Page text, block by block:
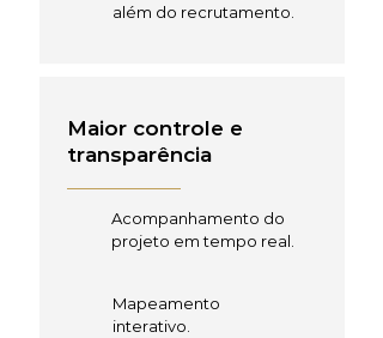
além do recrutamento.
Maior controle e
transparência
Acompanhamento do
projeto em tempo real.
Mapeamento
interativo.